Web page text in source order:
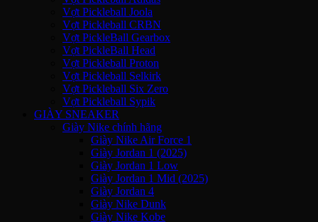
Vợt Pickleball Joola
Vợt Pickleball CRBN
Vợt PickleBall Gearbox
Vợt PickleBall Head
Vợt Pickleball Proton
Vợt Pickleball Selkirk
Vợt Pickleball Six Zero
Vợt Pickleball Sypik
GIÀY SNEAKER
Giày Nike chính hãng
Giày Nike Air Force 1
Giày Jordan 1 (2025)
Giày Jordan 1 Low
Giày Jordan 1 Mid (2025)
Giày Jordan 4
Giày Nike Dunk
Giày Nike Kobe